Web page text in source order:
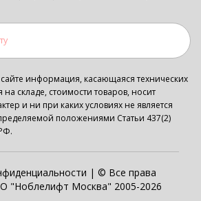
информация, касающаяся технических
на складе, стоимости товаров, носит
и ни при каких условиях не является
положениями Статьи 437(2)
| © Все права
"Ноблелифт Москва" 2005-2026